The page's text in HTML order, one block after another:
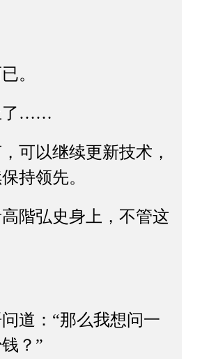
。
了……
可以继续更新技术，
持领先。
階弘史身上，不管这
道：“那么我想问一
？”